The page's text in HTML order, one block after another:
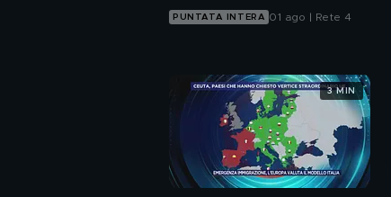
PUNTATA INTERA 01 ago | Rete 4
3 MIN